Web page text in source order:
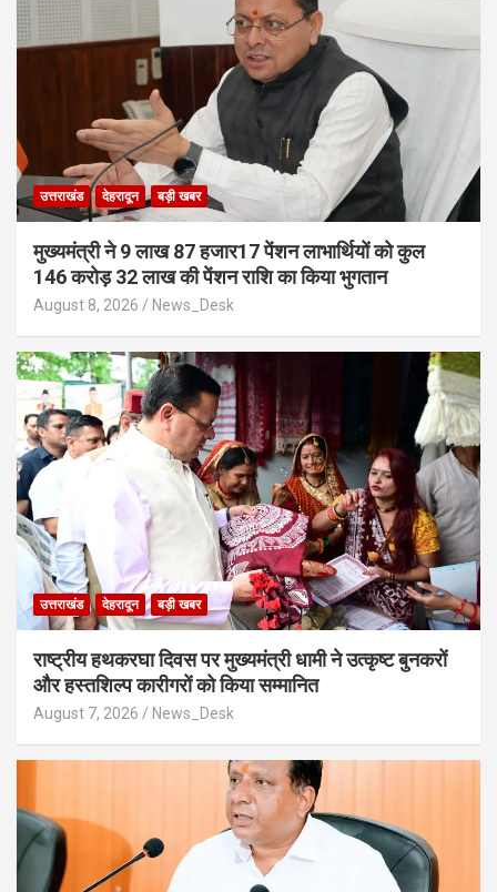
उत्तराखंड देहरादून बड़ी खबर
मुख्यमंत्री ने 9 लाख 87 हजार17 पेंशन लाभार्थियों को कुल
146 करोड़ 32 लाख की पेंशन राशि का किया भुगतान
August 8, 2026 News_Desk
उत्तराखंड देहरादून बड़ी खबर
राष्ट्रीय हथकरघा दिवस पर मुख्यमंत्री धामी ने उत्कृष्ट बुनकरों
और हस्तशिल्प कारीगरों को किया सम्मानित
August 7, 2026 News_Desk